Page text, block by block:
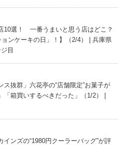
10選！ 一番うまいと思う店はどこ？
ョンケーキの日」！】（2/4） | 兵庫県
目
ス抜群」六花亭の“店舗限定”お菓子が
箱買いするべきだった」（1/2） |
ンズの“1980円クーラーバッグ”が評